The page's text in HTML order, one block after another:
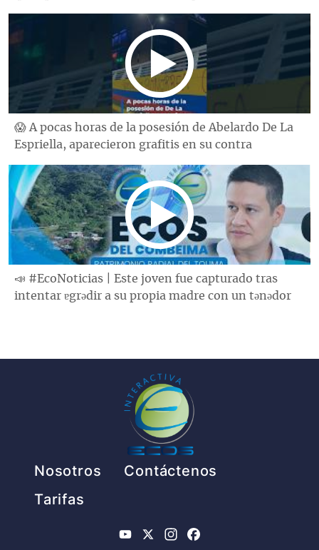
😱 A pocas horas de la posesión de Abelardo De La
Espriella, aparecieron grafitis en su contra
📣 #EcoNoticias | Este joven fue capturado tras
intentar ɐgrǝdir a su propia madre con un tǝnǝdor
Pie de página
Nosotros
Contáctenos
Tarifas
YouTube
X Instagram